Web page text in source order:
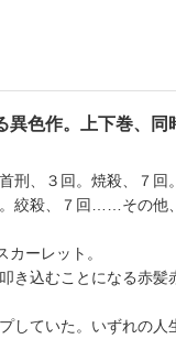
異色作。上下巻、同
刑、３回。焼殺、７回
絞殺、７回……その他
ーレット。
き込むことになる赤髪
していた。いずれの人